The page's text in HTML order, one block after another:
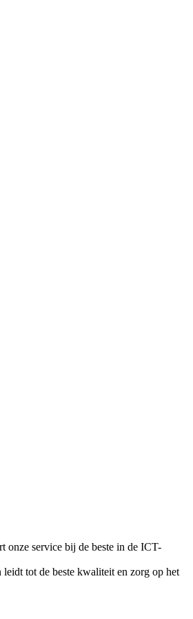
onze service bij de beste in de ICT-
tot de beste kwaliteit en zorg op het